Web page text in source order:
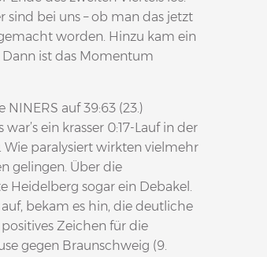
bei uns – ob man das jetzt
worden. Hinzu kam ein
ist das Momentum
auf 39:63 (23.)
ein krasser 0:17-Lauf in der
paralysiert wirkten vielmehr
gelingen. Über die
Heidelberg sogar ein Debakel.
bekam es hin, die deutliche
Zeichen für die
gegen Braunschweig (9.